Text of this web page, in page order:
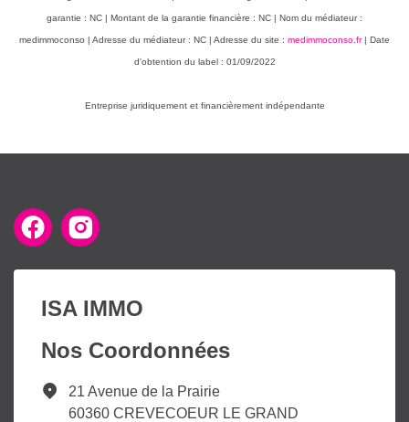
garantie : NC | Montant de la garantie financière : NC | Nom du médiateur :
medimmoconso | Adresse du médiateur : NC | Adresse du site : medimmoconso.fr| Date
d'obtention du label : 01/09/2022
Entreprise juridiquement et financièrement indépendante
ISA IMMO
Nos Coordonnées
21 Avenue de la Prairie
60360 CREVECOEUR LE GRAND